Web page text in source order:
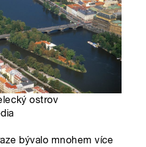
ostrov
bývalo mnohem více